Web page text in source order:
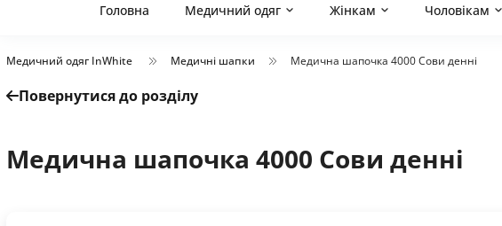
Головна Медичний одяг Жінкам Чоловікам
Медичний одяг InWhite Медичні шапки Медична шапочка 4000 Сови денні
Повернутися до розділу
Медична шапочка 4000 Сови денні